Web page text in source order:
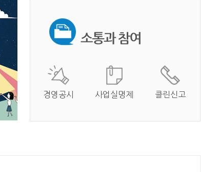
경영공시 사업실명제 클린신고